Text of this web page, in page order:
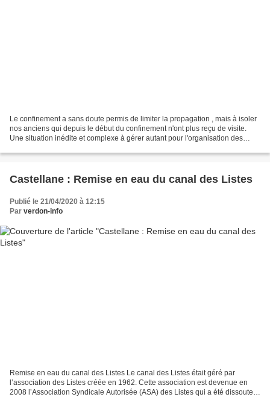
Le confinement a sans doute permis de limiter la propagation , mais à isoler
nos anciens qui depuis le début du confinement n'ont plus reçu de visite.
Une situation inédite et complexe à gérer autant pour l'organisation des
Castellane : Remise en eau du canal des Listes
Publié le 21/04/2020 à 12:15
Par verdon-info
Remise en eau du canal des Listes Le canal des Listes était géré par
l’association des Listes créée en 1962. Cette association est devenue en
2008 l’Association Syndicale Autorisée (ASA) des Listes qui a été dissoute